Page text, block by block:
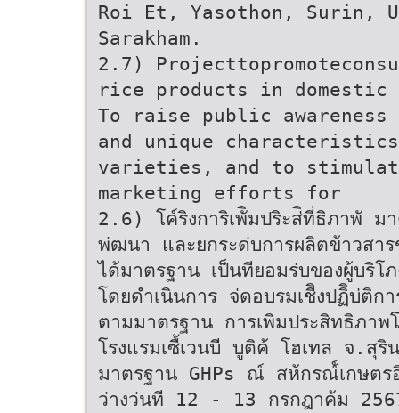
Roi Et, Yasothon, Surin,
Sarakham.
2.7)
rice products in
To raise public
and unique
varieties, and to
marketing efforts for
2.6) โค์ริงการิเพัิมปริะส่ิที่ธิภาพั มา
พ่ฒนา และยกระด่บการผลิตข้าวสา
ได้มาตรฐาน เป็นทียอมร่บของผู้บริโ
โดยดําเนินการ จ่ดอบรมเชีิงปฏิิบ่ติ
ตามมาตรฐาน การเพิมประสิทธิภา
โรงแรมเซื้เวนบี บูติค้ โฮเทล จ.สุริ
มาตรฐาน GHPs ณ์ สห้กรณ์์เกษต
ว่างว่นที 12 - 13 กรกฎาค้ม 2567